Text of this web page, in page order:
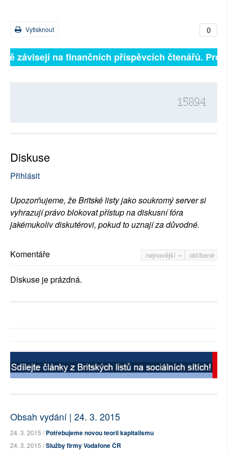
0
Vytisknout
závisejí na finančních příspěvcích čtenářů.
15894
Diskuse
Přihlásit
Upozorňujeme, že Britské listy jako soukromý server si
vyhrazují právo blokovat přístup na diskusní fóra
jakémukoliv diskutérovi, pokud to uznají za důvodné.
nejnovější oblíbené
Komentáře
Diskuse je prázdná.
Obsah vydání | 24. 3. 2015
24. 3. 2015 /Potřebujeme novou teorii kapitalismu
24. 3. 2015 /Služby firmy Vodafone ČR